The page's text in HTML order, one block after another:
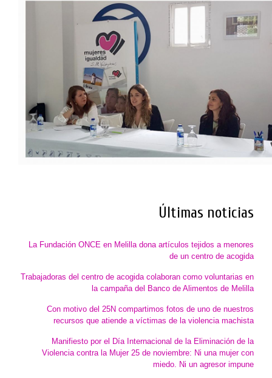
Últimas noticias
La Fundación ONCE en Melilla dona artículos tejidos a menores
de un centro de acogida
Trabajadoras del centro de acogida colaboran como voluntarias en
la campaña del Banco de Alimentos de Melilla
Con motivo del 25N compartimos fotos de uno de nuestros
recursos que atiende a víctimas de la violencia machista
Manifiesto por el Día Internacional de la Eliminación de la
Violencia contra la Mujer 25 de noviembre: Ni una mujer con
miedo. Ni un agresor impune